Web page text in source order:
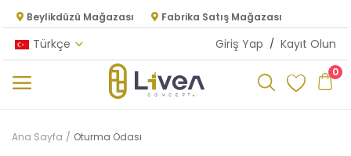
Beylikdüzü Mağazası Fabrika Satış Mağazası
Türkçe Giriş Yap / Kayıt Olun
0
Kategoriler
Ana Sayfa Oturma Odası